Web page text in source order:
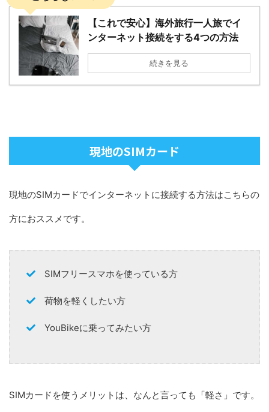
【これで安心】海外旅行一人旅でイ
ンターネット接続をする4つの方法
続きを見る
現地のSIMカード
現地のSIMカードでインターネットに接続する方法はこちらの
方におススメです。
SIMフリースマホを使っている方
荷物を軽くしたい方
YouBikeに乗ってみたい方
SIMカードを使うメリットは、なんと言っても「軽さ」です。